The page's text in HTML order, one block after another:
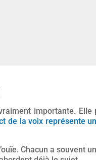
importante. Elle
de la voix représente
Chacun a souvent